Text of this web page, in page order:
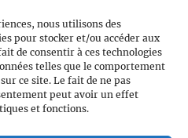
nous utilisons des
pour stocker et/ou accéder aux
de consentir à ces technologies
telles que le comportement
ce site. Le fait de ne pas
peut avoir un effet
et fonctions.
PAGE